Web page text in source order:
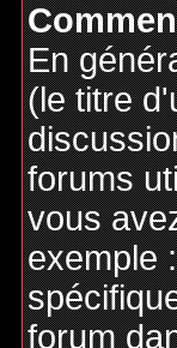
En
(le titre
forums
vous
exemple
forum